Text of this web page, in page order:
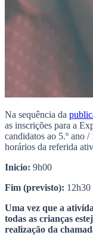
Na sequência da
as inscrições para a
candidatos ao 5.º ano
horários da referida
Inicio: 9h00
Fim (previsto): 12h30
Uma vez que a
todas as crianças
realização da